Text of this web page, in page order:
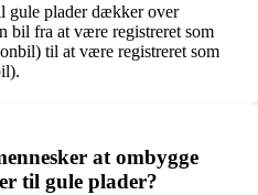
gule plader dækker over
bil fra at være registreret som
til at være registreret som
at ombygge
til gule plader?